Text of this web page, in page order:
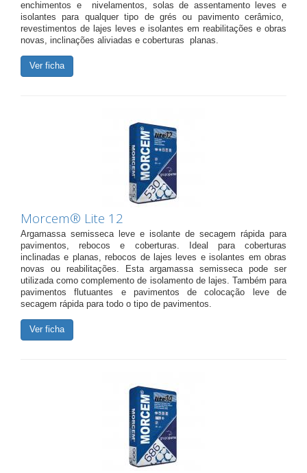
enchimentos e nivelamentos, solas de assentamento leves e
isolantes para qualquer tipo de grés ou pavimento cerâmico,
revestimentos de lajes leves e isolantes em reabilitações e obras
novas, inclinações aliviadas e coberturas planas.
Ver ficha
Morcem® Lite 12
Argamassa semisseca leve e isolante de secagem rápida para
pavimentos, rebocos e coberturas. Ideal para coberturas
inclinadas e planas, rebocos de lajes leves e isolantes em obras
novas ou reabilitações. Esta argamassa semisseca pode ser
utilizada como complemento de isolamento de lajes. Também para
pavimentos flutuantes e pavimentos de colocação leve de
secagem rápida para todo o tipo de pavimentos.
Ver ficha